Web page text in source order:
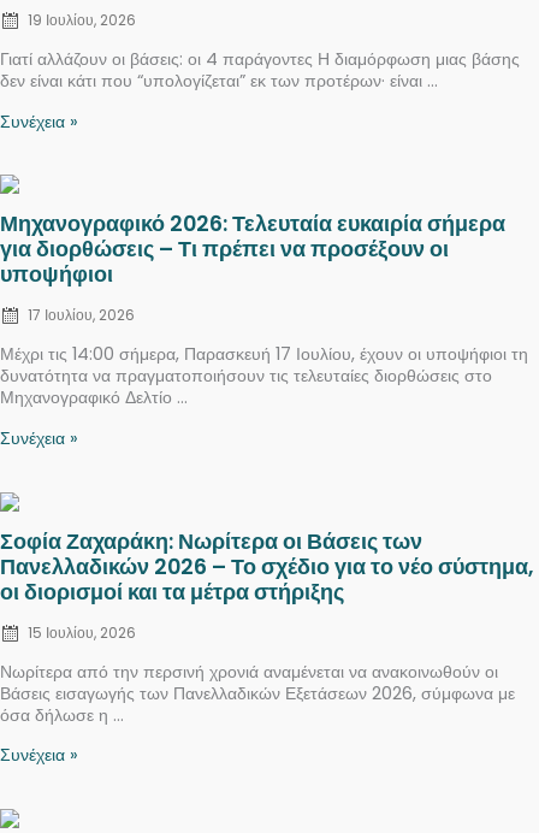
19 Ιουλίου, 2026
Γιατί αλλάζουν οι βάσεις: οι 4 παράγοντες Η διαμόρφωση μιας βάσης
δεν είναι κάτι που “υπολογίζεται” εκ των προτέρων· είναι ...
Συνέχεια »
Μηχανογραφικό 2026: Τελευταία ευκαιρία σήμερα
για διορθώσεις – Τι πρέπει να προσέξουν οι
υποψήφιοι
on
17 Ιουλίου, 2026
Μέχρι τις 14:00 σήμερα, Παρασκευή 17 Ιουλίου, έχουν οι υποψήφιοι τη
δυνατότητα να πραγματοποιήσουν τις τελευταίες διορθώσεις στο
Μηχανογραφικό Δελτίο ...
Συνέχεια »
Σοφία Ζαχαράκη: Νωρίτερα οι Βάσεις των
Πανελλαδικών 2026 – Το σχέδιο για το νέο σύστημα,
οι διορισμοί και τα μέτρα στήριξης
Posted
on
15 Ιουλίου, 2026
Νωρίτερα από την περσινή χρονιά αναμένεται να ανακοινωθούν οι
Βάσεις εισαγωγής των Πανελλαδικών Εξετάσεων 2026, σύμφωνα με
όσα δήλωσε η ...
Συνέχεια »